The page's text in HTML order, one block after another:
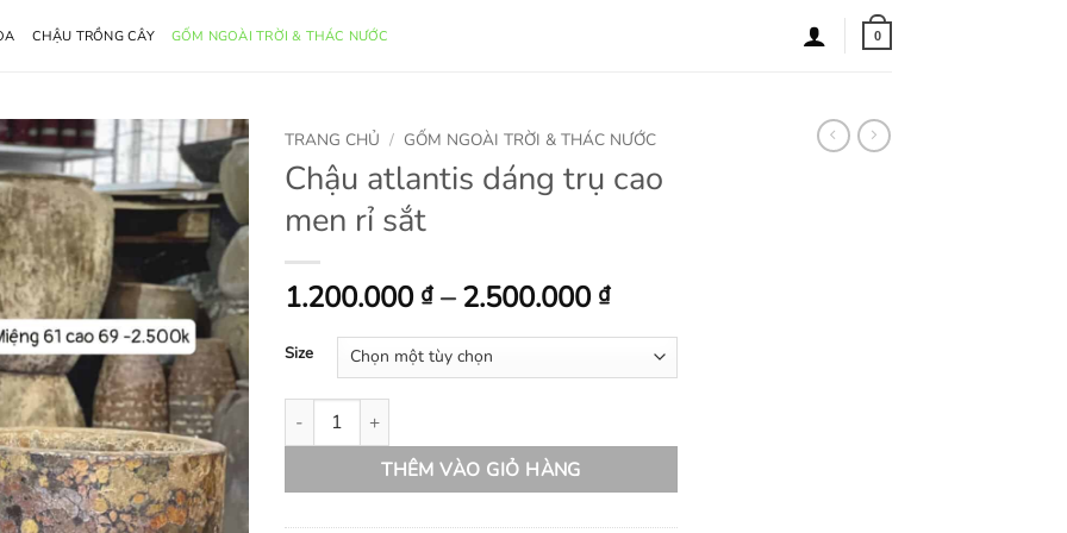
CHẬU TRỒNG CÂY GỐM NGOÀI TRỜI & THÁC NƯỚC 0
TRANG CHỦ / GỐM NGOÀI TRỜI & THÁC NƯỚC
Chậu atlantis dáng trụ cao
men rỉ sắt
1.200.000 ₫ – 2.500.000 ₫Khoảng
1.200.000 ₫
2.500.000 ₫
Size
Chậu atlantis dáng trụ cao men rỉ sắt số lượng
THÊM VÀO GIỎ HÀNG